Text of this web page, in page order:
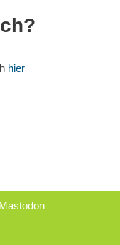
hier
Mastodon